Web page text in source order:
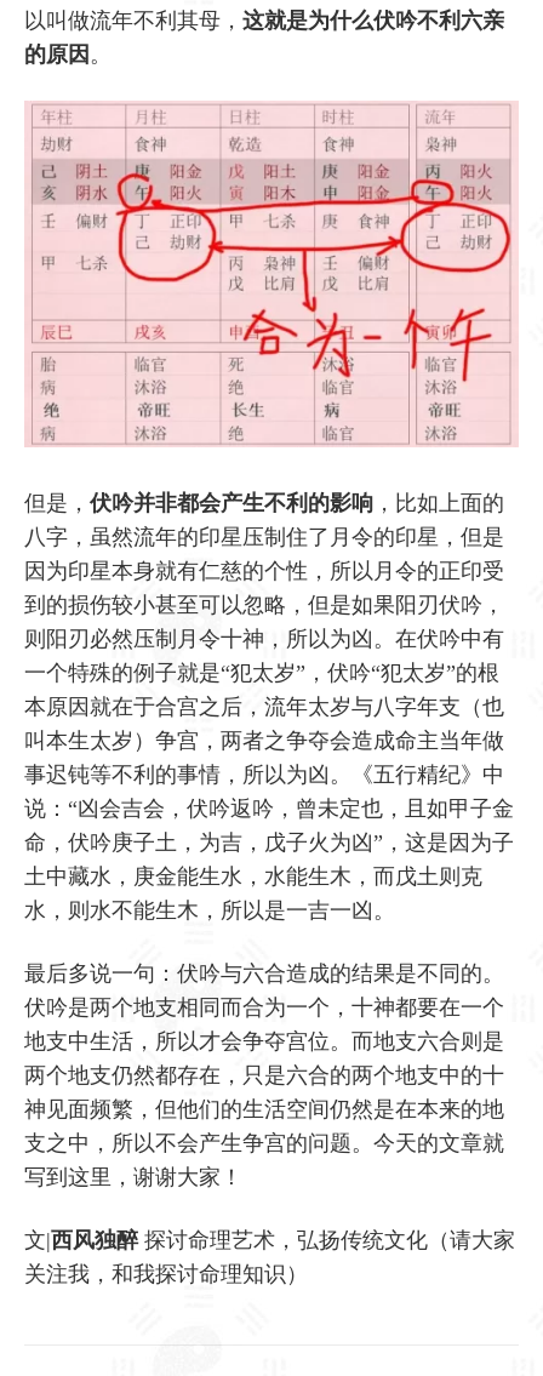
以叫做流年不利其母， 这就是为什么伏吟不利六亲
的原因 。
但是， 伏吟并非都会产生不利的影响 ，比如上面的
八字，虽然流年的印星压制住了月令的印星，但是
因为印星本身就有仁慈的个性，所以月令的正印受
到的损伤较小甚至可以忽略，但是如果阳刃伏吟，
则阳刃必然压制月令十神，所以为凶。在伏吟中有
一个特殊的例子就是“犯太岁”，伏吟“犯太岁”的根
本原因就在于合宫之后，流年太岁与八字年支（也
叫本生太岁）争宫，两者之争夺会造成命主当年做
事迟钝等不利的事情，所以为凶。《五行精纪》中
说：“凶会吉会，伏吟返吟，曾未定也，且如甲子金
命，伏吟庚子土，为吉，戊子火为凶”，这是因为子
土中藏水，庚金能生水，水能生木，而戊土则克
水，则水不能生木，所以是一吉一凶。
最后多说一句：伏吟与六合造成的结果是不同的。
伏吟是两个地支相同而合为一个，十神都要在一个
地支中生活，所以才会争夺宫位。而地支六合则是
两个地支仍然都存在，只是六合的两个地支中的十
神见面频繁，但他们的生活空间仍然是在本来的地
支之中，所以不会产生争宫的问题。今天的文章就
写到这里，谢谢大家！
文|西风独醉 探讨命理艺术，弘扬传统文化（请大家
关注我，和我探讨命理知识）